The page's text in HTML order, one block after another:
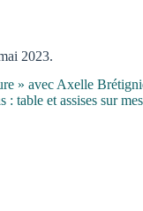
2023.
» avec Axelle
table et assises sur